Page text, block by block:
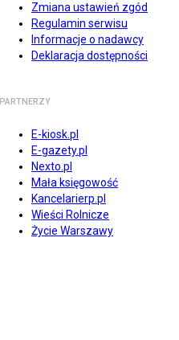
Zmiana ustawień zgód
Regulamin serwisu
Informacje o nadawcy
Deklaracja dostępności
PARTNERZY
E-kiosk.pl
E-gazety.pl
Nexto.pl
Mała księgowość
Kancelarierp.pl
Wieści Rolnicze
Życie Warszawy